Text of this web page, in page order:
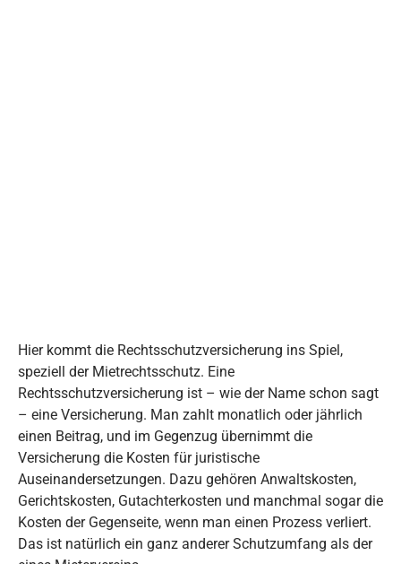
Hier kommt die Rechtsschutzversicherung ins Spiel,
speziell der Mietrechtsschutz. Eine
Rechtsschutzversicherung ist – wie der Name schon sagt
– eine Versicherung. Man zahlt monatlich oder jährlich
einen Beitrag, und im Gegenzug übernimmt die
Versicherung die Kosten für juristische
Auseinandersetzungen. Dazu gehören Anwaltskosten,
Gerichtskosten, Gutachterkosten und manchmal sogar die
Kosten der Gegenseite, wenn man einen Prozess verliert.
Das ist natürlich ein ganz anderer Schutzumfang als der